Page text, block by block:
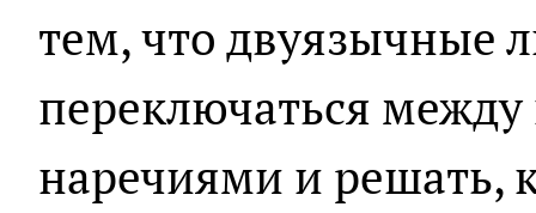
тем, что двуязычные
переключаться
наречиями и решать,